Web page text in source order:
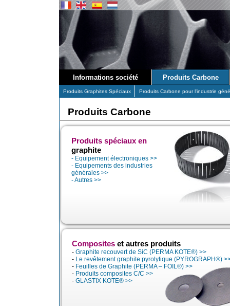
Composites et autres produits
- Graphite recouvert de SiC (PERMA KOTE®) >>
- Le revêtement graphite pyrolytique (PYROGRAPH®)
- Feuilles de Graphite (PERMA – FOIL®) >>
- Produits composites C/C >>
- GLASTIX KOTE® >>
Produits spéciaux en
graphite
- Equipement électroniques >>
- Equipements des industries
générales >>
-Autres >>
Produits Carbone
Informations société
Produits Graphites Spéciaux Produits Carbone pour l'industrie
Produits Carbone